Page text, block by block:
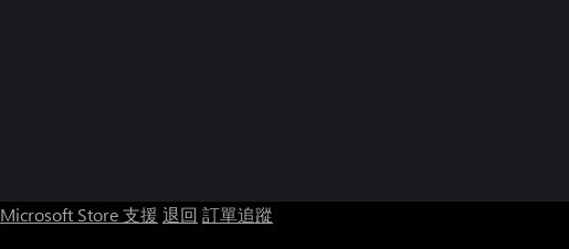
Microsoft Store 支援 退回 訂單追蹤